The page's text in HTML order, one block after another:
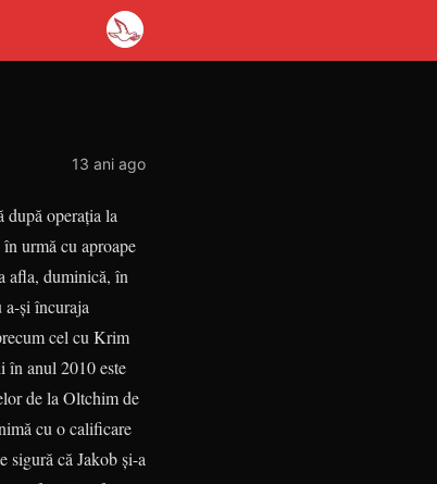
13 ani ago
după operaţia la
urmă cu aproape
afla, duminică, în
şi încuraja
cel cu Krim
în anul 2010 este
de la Oltchim de
cu o calificare
sigură că Jakob şi-a